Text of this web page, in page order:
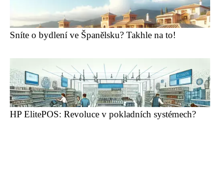
Sníte o bydlení ve Španělsku? Takhle na to!
HP ElitePOS: Revoluce v pokladních systémech?